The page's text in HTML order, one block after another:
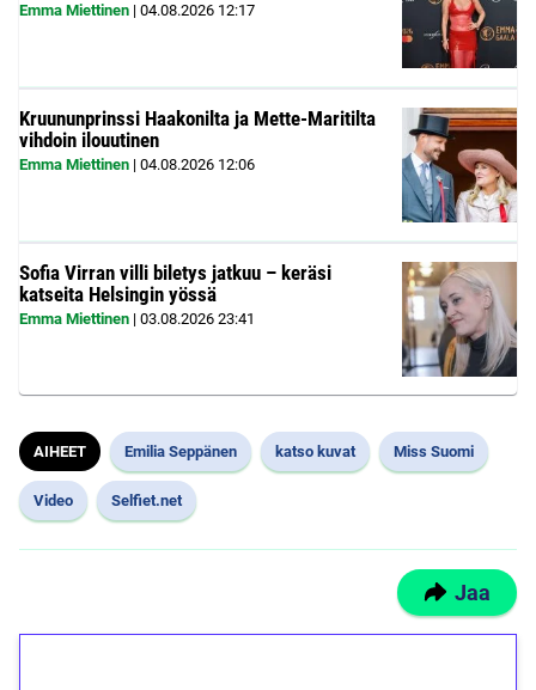
Emma Miettinen | 04.08.2026 12:17
Kruununprinssi Haakonilta ja Mette-Maritilta
vihdoin ilouutinen
Emma Miettinen | 04.08.2026 12:06
Sofia Virran villi biletys jatkuu – keräsi
katseita Helsingin yössä
Emma Miettinen | 03.08.2026 23:41
AIHEET Emilia Seppänen katso kuvat Miss Suomi
Video Selfiet.net
Jaa